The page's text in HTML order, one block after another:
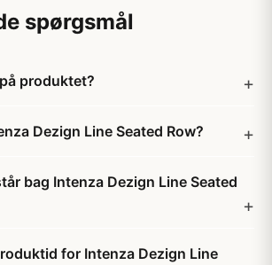
spørgsmål
produktet?
Dezign Line Seated Row?
bag Intenza Dezign Line Seated
for Intenza Dezign Line